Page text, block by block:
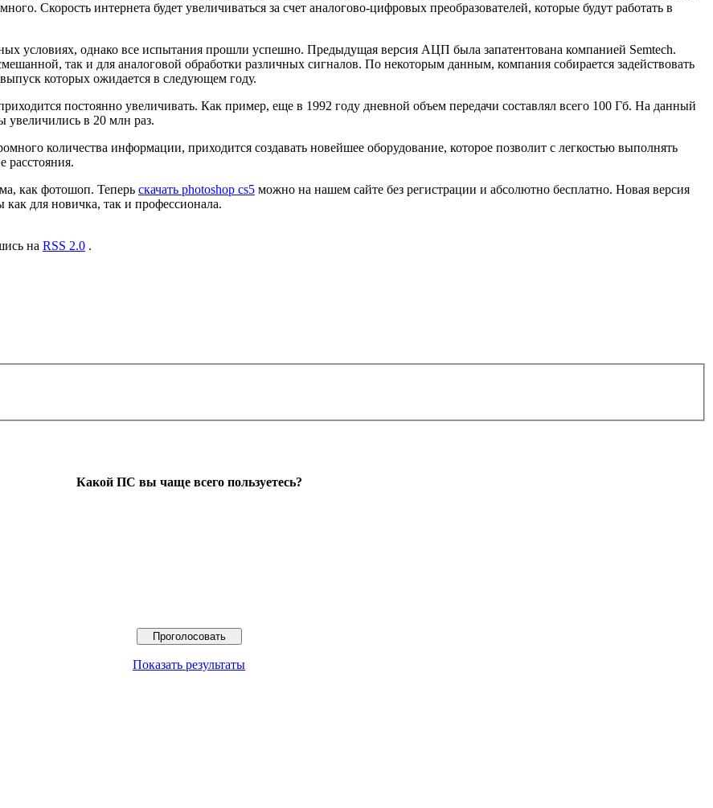
Скорость интернета будет увеличиваться за счет аналогово-цифровых преобразователей, которые будут работать в
условиях, однако все испытания прошли успешно. Предыдущая версия АЦП была запатентована компанией Semtech.
так и для аналоговой обработки различных сигналов. По некоторым данным, компания собирается задействовать
которых ожидается в следующем году.
постоянно увеличивать. Как пример, еще в 1992 году дневной объем передачи составлял всего 100 Гб. На данный
в 20 млн раз.
количества информации, приходится создавать новейшее оборудование, которое позволит с легкостью выполнять
расстояния.
как фотошоп. Теперь скачать photoshop cs5 можно на нашем сайте без регистрации и абсолютно бесплатно. Новая версия
для новичка, так и профессионала.
на RSS 2.0 .
Какой ПС вы чаще всего пользуетесь?
Показать результаты